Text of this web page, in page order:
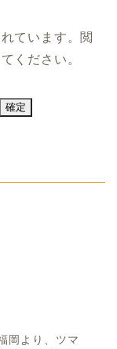
ています。閲
ください。
岡より、ツマ